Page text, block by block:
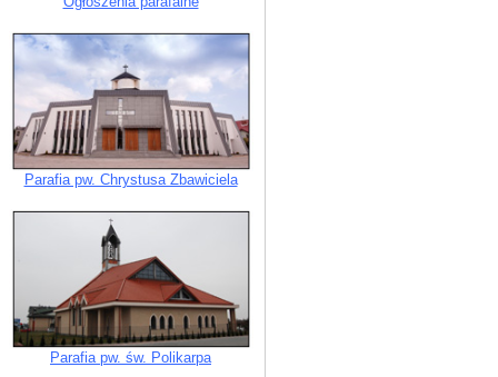
Parafia pw. Chrystusa Zbawiciela
Parafia pw. św. Polikarpa